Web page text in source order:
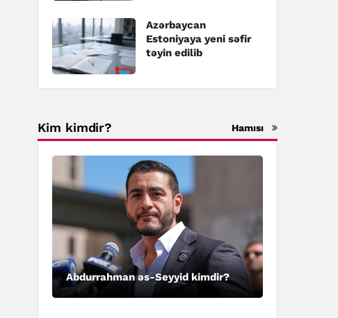
Azərbaycan
Estoniyaya yeni səfir
təyin edilib
Kim kimdir? Hamısı
Abdurrahman əs-Seyyid kimdir?